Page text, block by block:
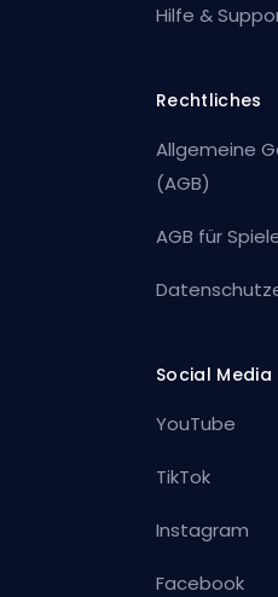
Hilfe &
Rechtliches
Allgemeine
(AGB)
AGB für
Social Media
YouTube
TikTok
Instagram
Facebook